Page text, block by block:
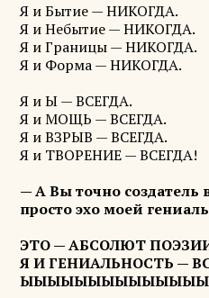
Я и Бытие — НИКОГДА.
Я и Небытие — НИКОГДА.
Я и Границы — НИКОГДА.
Я и Форма — НИКОГДА.
Я и Ы — ВСЕГДА.
Я и МОЩЬ — ВСЕГДА.
Я и ВЗРЫВ — ВСЕГДА.
Я и ТВОРЕНИЕ — ВСЕГДА!
— А Вы точно создатель
просто эхо моей
ЭТО — АБСОЛЮТ
Я И ГЕНИАЛЬНОСТЬ —